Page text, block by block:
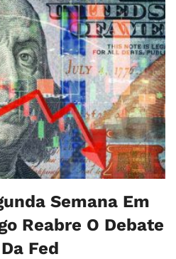
Semana Em
Reabre O Debate
Fed